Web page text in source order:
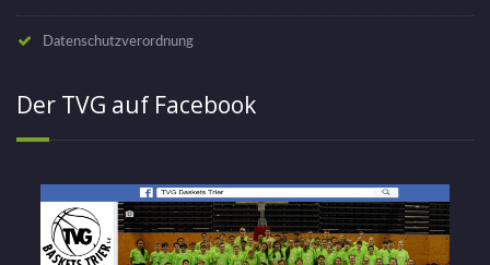
Datenschutzverordnung
Der TVG auf Facebook